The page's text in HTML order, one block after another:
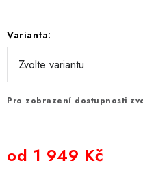
Varianta:
Pro zobrazení dostupnosti
od 1 949 Kč